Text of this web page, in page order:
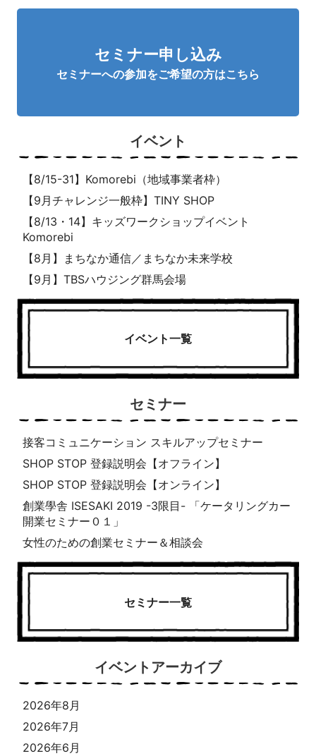
セミナー申し込み
セミナーへの参加をご希望の方はこちら
イベント
【8/15-31】Komorebi（地域事業者枠）
【9月チャレンジ一般枠】TINY SHOP
【8/13・14】キッズワークショップイベント
Komorebi
【8月】まちなか通信／まちなか未来学校
【9月】TBSハウジング群馬会場
イベント一覧
セミナー
接客コミュニケーション スキルアップセミナー
SHOP STOP 登録説明会【オフライン】
SHOP STOP 登録説明会【オンライン】
創業學舎 ISESAKI 2019 -3限目- 「ケータリングカー
開業セミナー０１」
女性のための創業セミナー＆相談会
セミナー一覧
イベントアーカイブ
2026年8月
2026年7月
2026年6月